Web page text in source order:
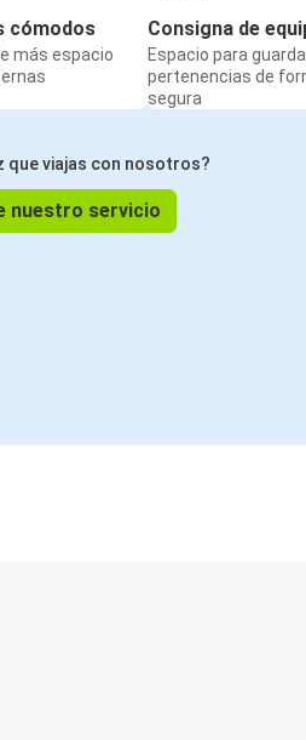
cómodos
más espacio
Consigna de
Espacio para
pertenencias de
segura
que viajas con nosotros?
nuestro servicio